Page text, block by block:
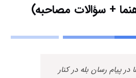
+ سؤالات مصاحبه)
در پیام رسان بله در کنار